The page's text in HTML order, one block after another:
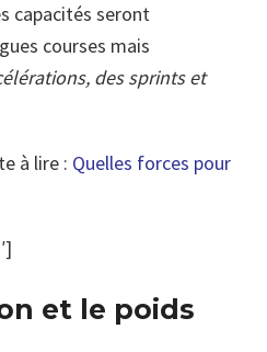
capacités seront
courses mais
des sprints et
à lire : Quelles forces pour
et le poids